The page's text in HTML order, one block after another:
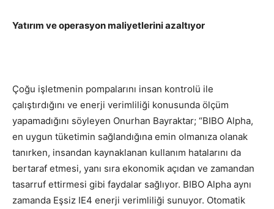
Yatırım ve operasyon maliyetlerini azaltıyor
Çoğu işletmenin pompalarını insan kontrolü ile
çalıştırdığını ve enerji verimliliği konusunda ölçüm
yapamadığını söyleyen Onurhan Bayraktar; “BIBO Alpha,
en uygun tüketimin sağlandığına emin olmanıza olanak
tanırken, insandan kaynaklanan kullanım hatalarını da
bertaraf etmesi, yanı sıra ekonomik açıdan ve zamandan
tasarruf ettirmesi gibi faydalar sağlıyor. BIBO Alpha aynı
zamanda Eşsiz IE4 enerji verimliliği sunuyor. Otomatik